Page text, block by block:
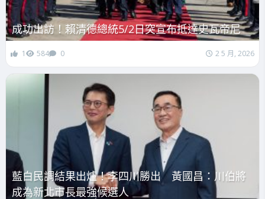
成功出訪！賴清德總統5/2日突宣布抵達史瓦帝尼
1 584 0 2 5 月, 2026
藍白民調結果出爐！李四川勝出 黃國昌：川伯將
成為新北市長最強候選人